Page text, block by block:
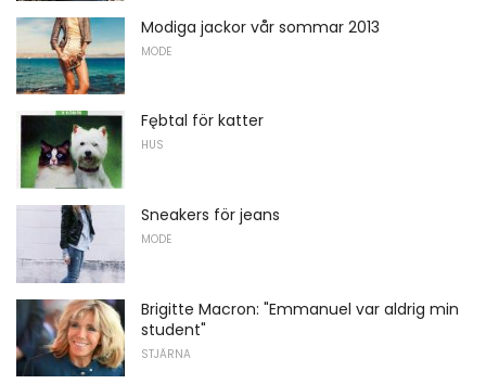
Modiga jackor vår sommar 2013
MODE
Fębtal för katter
HUS
Sneakers för jeans
MODE
Brigitte Macron: "Emmanuel var aldrig min
student"
STJÄRNA